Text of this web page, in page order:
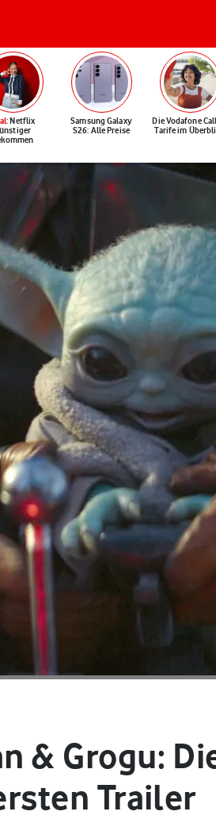
: Netflix
Samsung Galaxy
S26: Alle Preise
Die Vodafone
Tarife im
& Grogu:
Trailer